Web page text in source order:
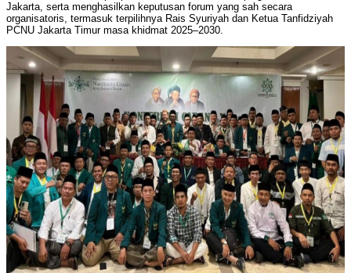
Jakarta, serta menghasilkan keputusan forum yang sah secara
organisatoris, termasuk terpilihnya Rais Syuriyah dan Ketua Tanfidziyah
PCNU Jakarta Timur masa khidmat 2025–2030.